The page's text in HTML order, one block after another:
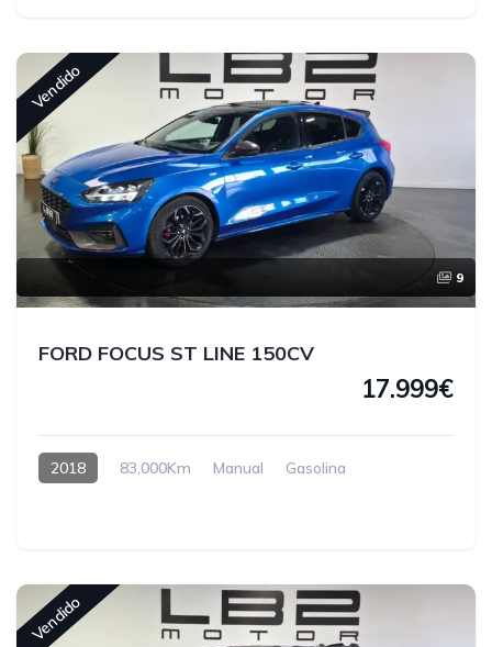
Vendido
9
FORD FOCUS ST LINE 150CV
17.999€
2018 83,000Km Manual Gasolina
Vendido